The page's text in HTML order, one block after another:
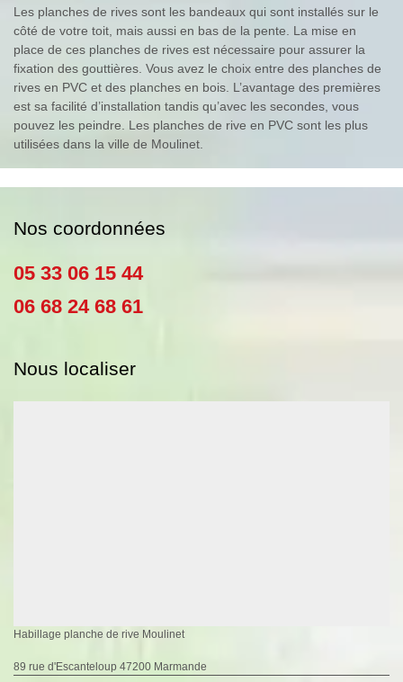
Les planches de rives sont les bandeaux qui sont installés sur le
côté de votre toit, mais aussi en bas de la pente. La mise en
place de ces planches de rives est nécessaire pour assurer la
fixation des gouttières. Vous avez le choix entre des planches de
rives en PVC et des planches en bois. L’avantage des premières
est sa facilité d’installation tandis qu’avec les secondes, vous
pouvez les peindre. Les planches de rive en PVC sont les plus
utilisées dans la ville de Moulinet.
Nos coordonnées
05 33 06 15 44
06 68 24 68 61
Nous localiser
Habillage planche de rive Moulinet
89 rue d'Escanteloup 47200 Marmande